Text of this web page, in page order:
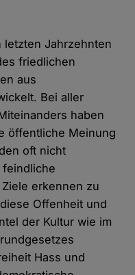
letzten Jahrzehnten
friedlichen
aus
Bei aller
haben
öffentliche Meinung
oft nicht
erkennen zu
Offenheit und
der Kultur wie im
Hass und